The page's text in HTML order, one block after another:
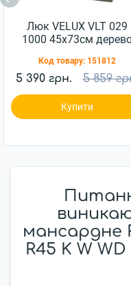
Люк VELUX VLT 029
1000 45x73см
Код товару: 151812
5 390 грн. 5 859
Купити
мансардне
R45 K W